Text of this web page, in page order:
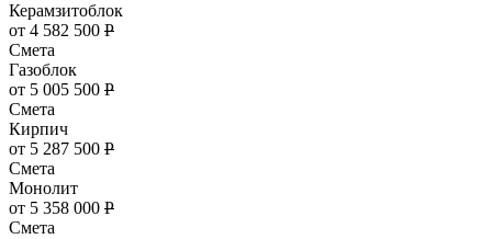
Керамзитоблок
от 4 582 500 Р
Смета
Газоблок
от 5 005 500 Р
Смета
Кирпич
от 5 287 500 Р
Смета
Монолит
от 5 358 000 Р
Смета